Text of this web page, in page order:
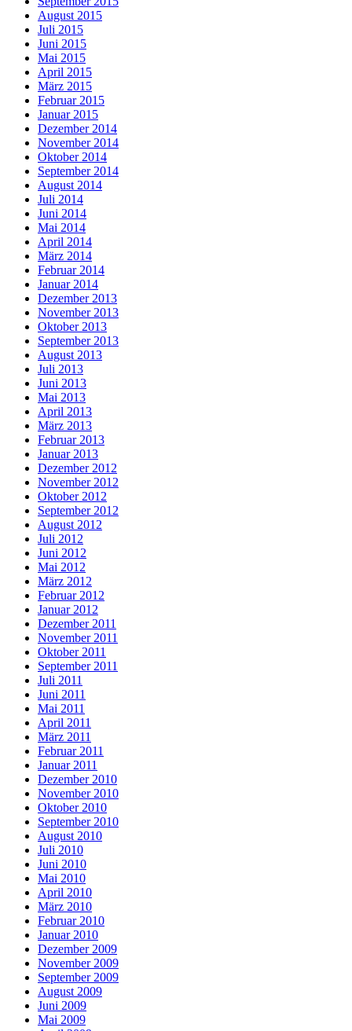
August 2015
Juli 2015
Juni 2015
Mai 2015
April 2015
März 2015
Februar 2015
Januar 2015
Dezember 2014
November 2014
Oktober 2014
September 2014
August 2014
Juli 2014
Juni 2014
Mai 2014
April 2014
März 2014
Februar 2014
Januar 2014
Dezember 2013
November 2013
Oktober 2013
September 2013
August 2013
Juli 2013
Juni 2013
Mai 2013
April 2013
März 2013
Februar 2013
Januar 2013
Dezember 2012
November 2012
Oktober 2012
September 2012
August 2012
Juli 2012
Juni 2012
Mai 2012
März 2012
Februar 2012
Januar 2012
Dezember 2011
November 2011
Oktober 2011
September 2011
Juli 2011
Juni 2011
Mai 2011
April 2011
März 2011
Februar 2011
Januar 2011
Dezember 2010
November 2010
Oktober 2010
September 2010
August 2010
Juli 2010
Juni 2010
Mai 2010
April 2010
März 2010
Februar 2010
Januar 2010
Dezember 2009
November 2009
September 2009
August 2009
Juni 2009
Mai 2009